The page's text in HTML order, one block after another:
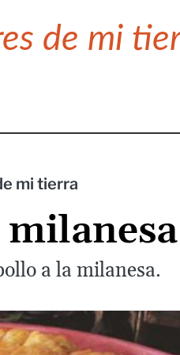
de mi
mi tierra
a la milanesa.